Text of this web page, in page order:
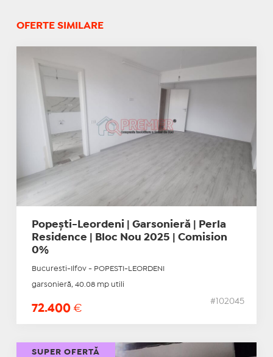
OFERTE SIMILARE
Popești-Leordeni | Garsonieră | Perla
Residence | Bloc Nou 2025 | Comision
0%
Bucuresti-Ilfov - POPESTI-LEORDENI
garsonieră, 40.08 mp utili
72.400 €
#102045
SUPER OFERTĂ